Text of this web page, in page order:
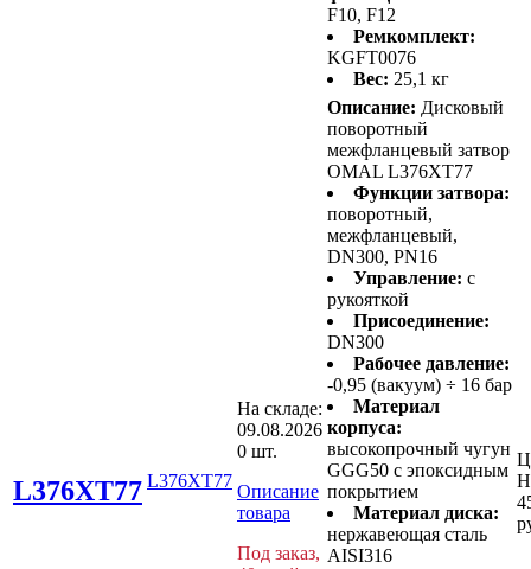
F10, F12
Ремкомплект:
KGFT0076
Вес: 25,1 кг
L376XT77 L376XT77
На складе:
09.08.2026
0 шт.
Описание
товара
Под заказ,
Описание: Дисковый
поворотный
межфланцевый затвор
OMAL L376XT77
Функции затвора:
поворотный,
межфланцевый,
DN300, PN16
Управление: с
рукояткой
Присоединение:
DN300
Рабочее давление:
-0,95 (вакуум) ÷ 16 бар
Материал
корпуса:
высокопрочный чугун
GGG50 с эпоксидным
покрытием
Материал диска:
нержавеющая сталь
AISI316